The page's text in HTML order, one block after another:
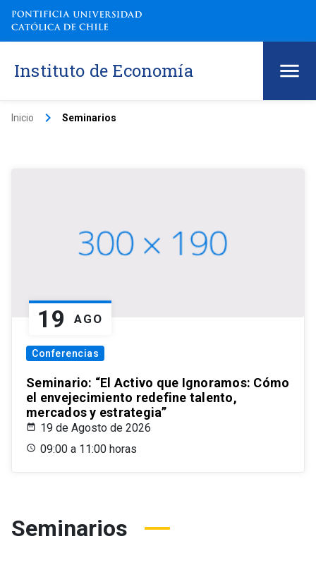
Instituto de Economía
Inicio keyboard_arrow_right Seminarios
19 AGO
Conferencias
Seminario: “El Activo que Ignoramos: Cómo
el envejecimiento redefine talento,
mercados y estrategia”
19 de Agosto de 2026
09:00 a 11:00 horas
Seminarios